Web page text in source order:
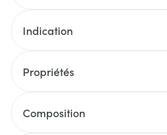
Indication
Propriétés
Composition